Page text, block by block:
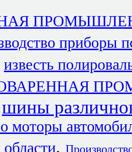
приборы
известь
шины
моторы
,